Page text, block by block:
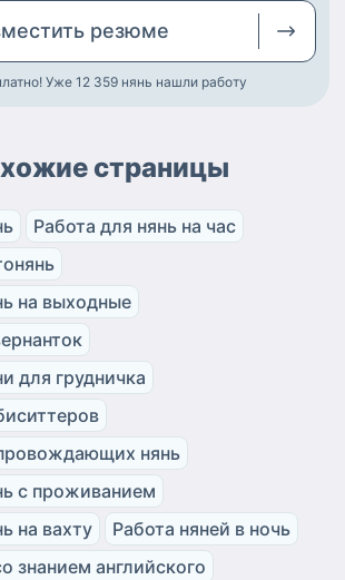
резюме
Уже 12 359 нянь нашли работу
страницы
Работа для нянь на час
на выходные
для грудничка
нянь
с проживанием
на вахту
Работа няней в ночь
знанием английского